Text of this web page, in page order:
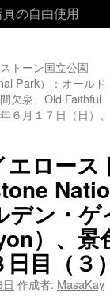
の自由使用
トーン国立公園
Park）：オールド
欠泉、Old Faithful
６月１７日（日）
エロー
デン・
）、景
日目（３）
作成者: MasaKay